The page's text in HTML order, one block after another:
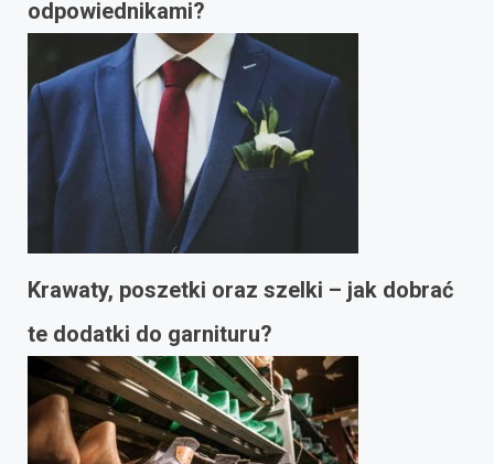
odpowiednikami?
Krawaty, poszetki oraz szelki – jak dobrać
te dodatki do garnituru?